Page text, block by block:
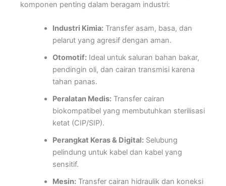
komponen penting dalam beragam industri:
Industri Kimia:Transfer asam, basa, dan
pelarut yang agresif dengan aman.
Otomotif:Ideal untuk saluran bahan bakar,
pendingin oli, dan cairan transmisi karena
tahan panas.
Peralatan Medis:Transfer cairan
biokompatibel yang membutuhkan sterilisasi
ketat (CIP/SIP).
Perangkat Keras & Digital:Selubung
pelindung untuk kabel dan kabel yang
sensitif.
Mesin:Transfer cairan hidraulik dan koneksi